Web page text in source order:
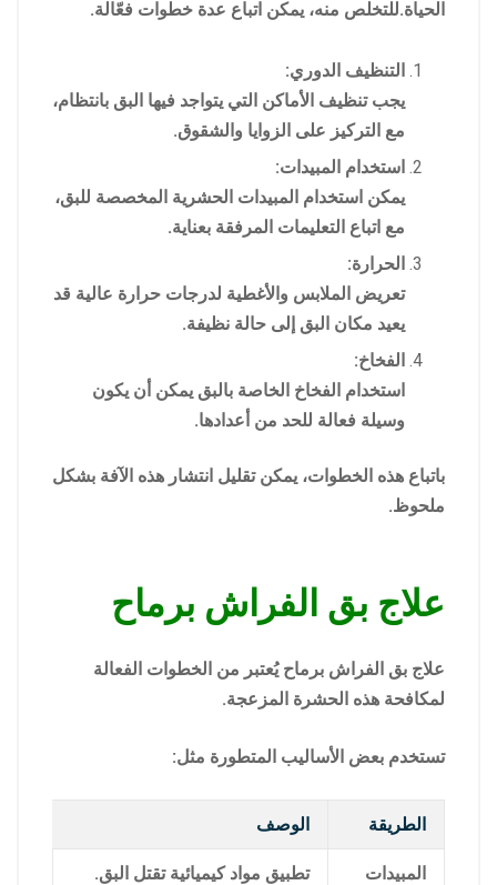
الحياة.للتخلص منه، يمكن اتباع عدة خطوات فعّالة.
التنظيف الدوري:
يجب تنظيف الأماكن التي يتواجد فيها البق بانتظام،
مع التركيز على الزوايا والشقوق.
استخدام المبيدات:
يمكن استخدام المبيدات الحشرية المخصصة للبق،
مع اتباع التعليمات المرفقة بعناية.
الحرارة:
تعريض الملابس والأغطية لدرجات حرارة عالية قد
يعيد مكان البق إلى حالة نظيفة.
الفخاخ:
استخدام الفخاخ الخاصة بالبق يمكن أن يكون
وسيلة فعالة للحد من أعدادها.
باتباع هذه الخطوات، يمكن تقليل انتشار هذه الآفة بشكل
ملحوظ.
علاج بق الفراش برماح
علاج بق الفراش برماح يُعتبر من الخطوات الفعالة
لمكافحة هذه الحشرة المزعجة.
تستخدم بعض الأساليب المتطورة مثل:
الطريقة الوصف
المبيدات
تطبيق مواد كيميائية تقتل البق.